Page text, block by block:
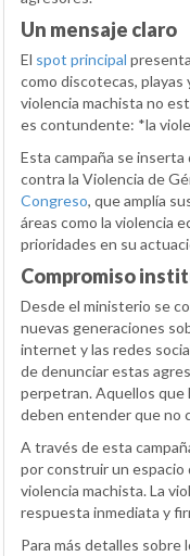
Un mensaje claro
El spot principal
como discotecas,
violencia machista no
es contundente: *la
Esta campaña se
contra la Violencia de
Congreso, que amplía
áreas como la violencia
prioridades en su
Compromiso
Desde el ministerio se
nuevas generaciones
internet y las redes
de denunciar estas
perpetran. Aquellos que
deben entender que no
A través de esta
por construir un
violencia machista. La
respuesta inmediata y
Para más detalles sobre